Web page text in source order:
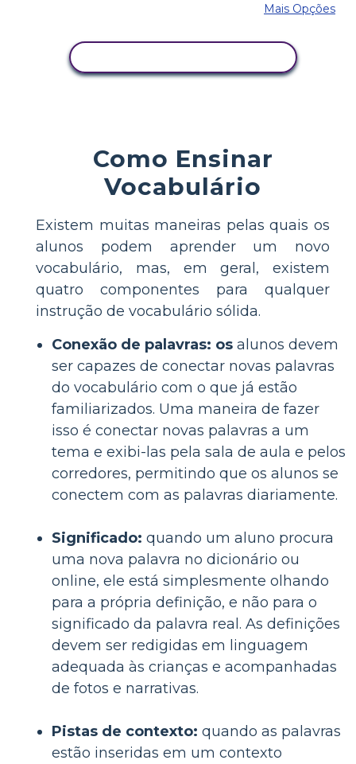
Mais Opções
Como Ensinar
Vocabulário
Existem muitas maneiras pelas quais os
alunos podem aprender um novo
vocabulário, mas, em geral, existem
quatro componentes para qualquer
instrução de vocabulário sólida.
Conexão de palavras: os alunos devem
ser capazes de conectar novas palavras
do vocabulário com o que já estão
familiarizados. Uma maneira de fazer
isso é conectar novas palavras a um
tema e exibi-las pela sala de aula e pelos
corredores, permitindo que os alunos se
conectem com as palavras diariamente.
Significado: quando um aluno procura
uma nova palavra no dicionário ou
online, ele está simplesmente olhando
para a própria definição, e não para o
significado da palavra real. As definições
devem ser redigidas em linguagem
adequada às crianças e acompanhadas
de fotos e narrativas.
Pistas de contexto: quando as palavras
estão inseridas em um contexto